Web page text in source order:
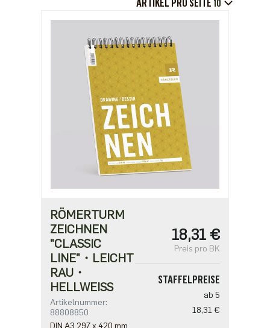
ARTIKEL PRO SEITE 10
RÖMERTURM
ZEICHNEN
"CLASSIC
LINE"・LEICHT
RAU・
HELLWEISS
Artikelnummer:
88808850
DIN A3 297 x 420 mm
18,31 €
Preis pro BK
STAFFELPREISE
ab 5
18,31 €